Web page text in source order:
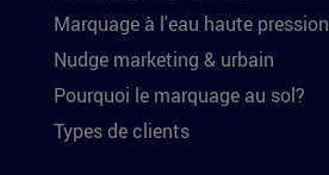
Marquage à l'eau haute pression
Nudge marketing & urbain
Pourquoi le marquage au sol?
Types de clients